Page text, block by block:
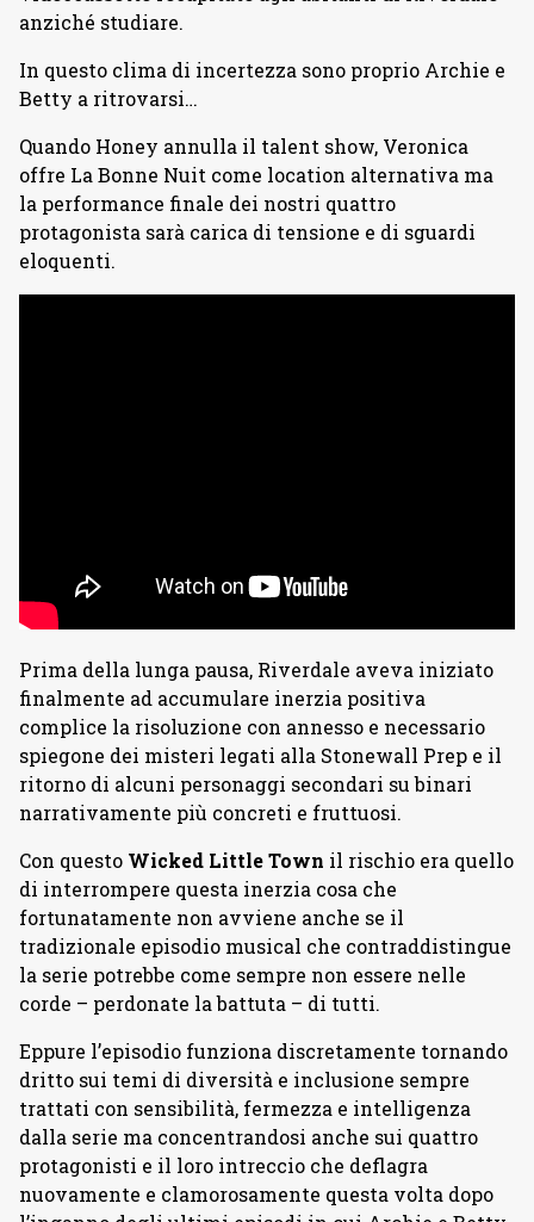
anziché studiare.
In questo clima di incertezza sono proprio Archie e
Betty a ritrovarsi…
Quando Honey annulla il talent show, Veronica
offre La Bonne Nuit come location alternativa ma
la performance finale dei nostri quattro
protagonista sarà carica di tensione e di sguardi
eloquenti.
Prima della lunga pausa, Riverdale aveva iniziato
finalmente ad accumulare inerzia positiva
complice la risoluzione con annesso e necessario
spiegone dei misteri legati alla Stonewall Prep e il
ritorno di alcuni personaggi secondari su binari
narrativamente più concreti e fruttuosi.
Con questo Wicked Little Town il rischio era quello
di interrompere questa inerzia cosa che
fortunatamente non avviene anche se il
tradizionale episodio musical che contraddistingue
la serie potrebbe come sempre non essere nelle
corde – perdonate la battuta – di tutti.
Eppure l’episodio funziona discretamente tornando
dritto sui temi di diversità e inclusione sempre
trattati con sensibilità, fermezza e intelligenza
dalla serie ma concentrandosi anche sui quattro
protagonisti e il loro intreccio che deflagra
nuovamente e clamorosamente questa volta dopo